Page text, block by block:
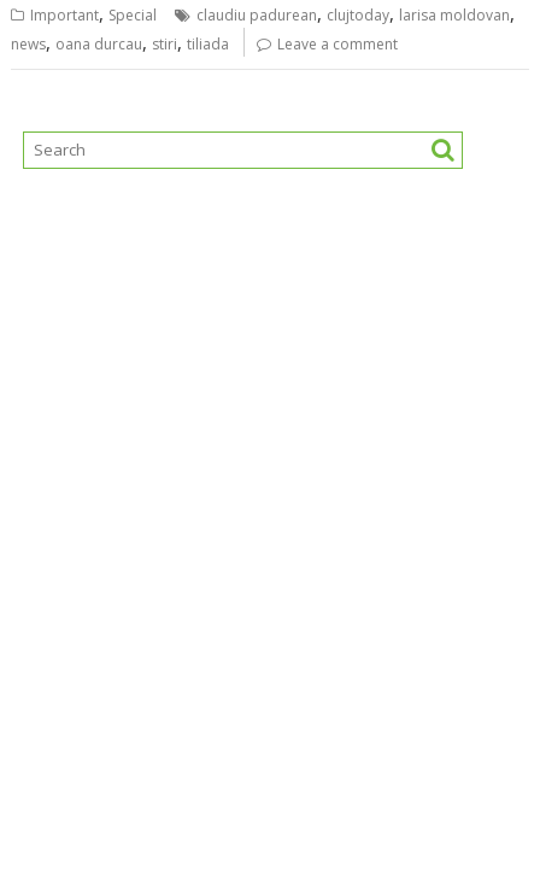
Important, Special claudiu padurean, clujtoday, larisa moldovan,
news, oana durcau, stiri,tiliada Leave a comment